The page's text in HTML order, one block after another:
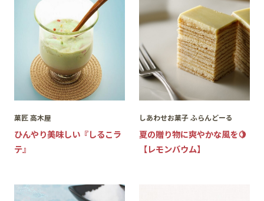
菓匠 高木屋
ひんやり美味しい『しるこラ
テ』
しあわせお菓子 ふらんどーる
夏の贈り物に爽やかな風を🍋
【レモンバウム】